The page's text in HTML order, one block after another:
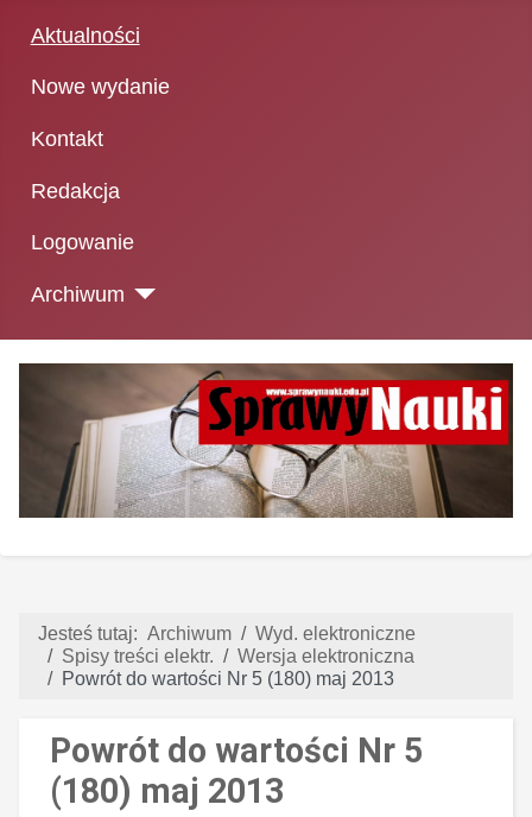
Aktualności
Nowe wydanie
Kontakt
Redakcja
Logowanie
Archiwum
Jesteś tutaj: Archiwum
Wyd. elektroniczne
Spisy treści elektr.
Wersja elektroniczna
Powrót do wartości Nr 5 (180) maj 2013
Powrót do wartości Nr 5
(180) maj 2013